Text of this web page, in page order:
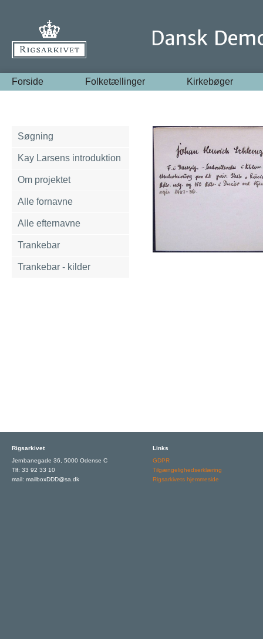
Forside Folketællinger Kirkebøger
Søgning
Kay Larsens introduktion
Om projektet
Alle fornavne
Alle efternavne
Trankebar
Trankebar - kilder
Rigsarkivet
Jernbanegade 36, 5000 Odense C
Tlf: 33 92 33 10
mail: mailboxDDD@sa.dk
Links
GDPR
Tilgængelighedserklæring
Rigsarkivets hjemmeside